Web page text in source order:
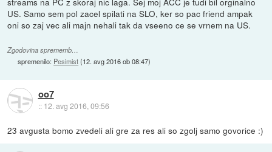
US. Samo sem pol zacel spilati na SLO, ker so pac friend ampak
oni so zaj vec ali majn nehali tak da vseeno ce se vrnem na US.
Zgodovina sprememb…
spremenilo: Pesimist(12. avg 2016 ob 08:47)
oo7
:: 12. avg 2016, 09:56
23 avgusta bomo zvedeli ali gre za res ali so zgolj samo govorice :)